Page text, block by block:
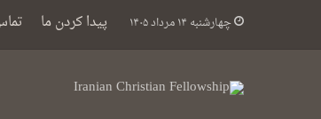
چهارشنبه ۱۴ مرداد ۱۴۰۵ پیدا کردن ما